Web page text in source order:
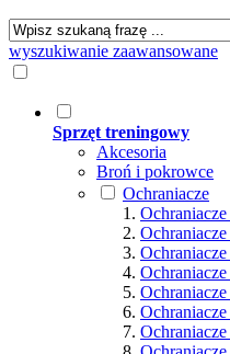
wyszukiwanie zaawansowane
Sprzęt treningowy
Akcesoria
Broń i pokrowce
Ochraniacze
Ochraniacze
Ochraniacze